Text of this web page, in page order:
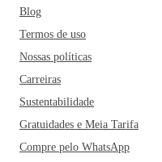
Blog
Termos de uso
Nossas políticas
Carreiras
Sustentabilidade
Gratuidades e Meia Tarifa
Compre pelo WhatsApp